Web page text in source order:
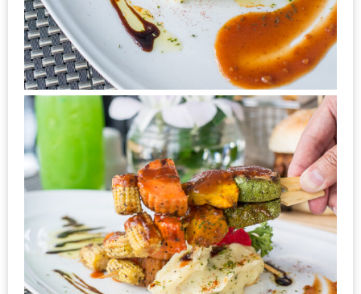
แวะ
ไป
ผิง
ไฟ
อุ่นๆ
ปิ้ง
มาร์ช
เมล
โล่
พร้อม
ชิม
และ
ช้อป